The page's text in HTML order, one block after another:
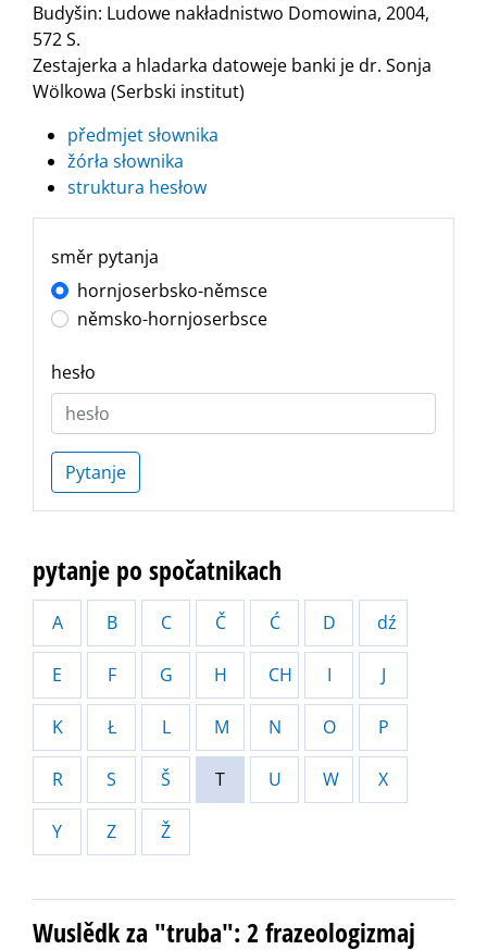
Budyšin: Ludowe nakładnistwo Domowina, 2004,
572 S.
Zestajerka a hladarka datoweje banki je dr. Sonja
Wölkowa (Serbski institut)
předmjet słownika
žórła słownika
struktura hesłow
směr pytanja
hornjoserbsko-němsce
němsko-hornjoserbsce
hesło
Pytanje
pytanje po spočatnikach
A B C Č Ć D dź
E F G H CH I J
K Ł L M N O P
R S Š T U W X
Y Z Ž
Wuslědk za "truba": 2 frazeologizmaj